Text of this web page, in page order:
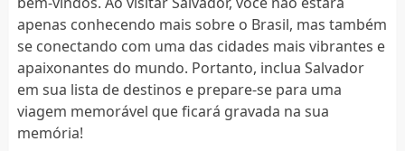
apenas conhecendo mais sobre o Brasil, mas também
se conectando com uma das cidades mais vibrantes e
apaixonantes do mundo. Portanto, inclua Salvador
em sua lista de destinos e prepare-se para uma
viagem memorável que ficará gravada na sua
memória!